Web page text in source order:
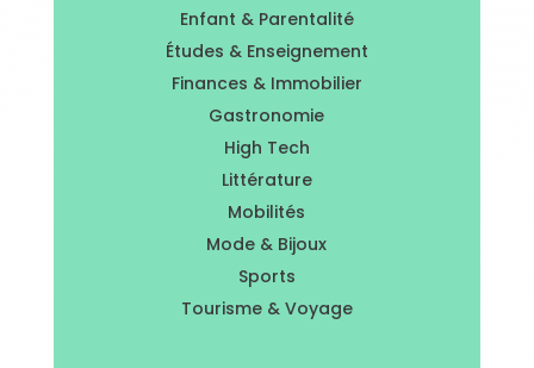
Enfant & Parentalité
Études & Enseignement
Finances & Immobilier
Gastronomie
High Tech
Littérature
Mobilités
Mode & Bijoux
Sports
Tourisme & Voyage